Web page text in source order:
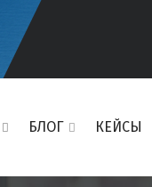
БЛОГ КЕЙСЫ